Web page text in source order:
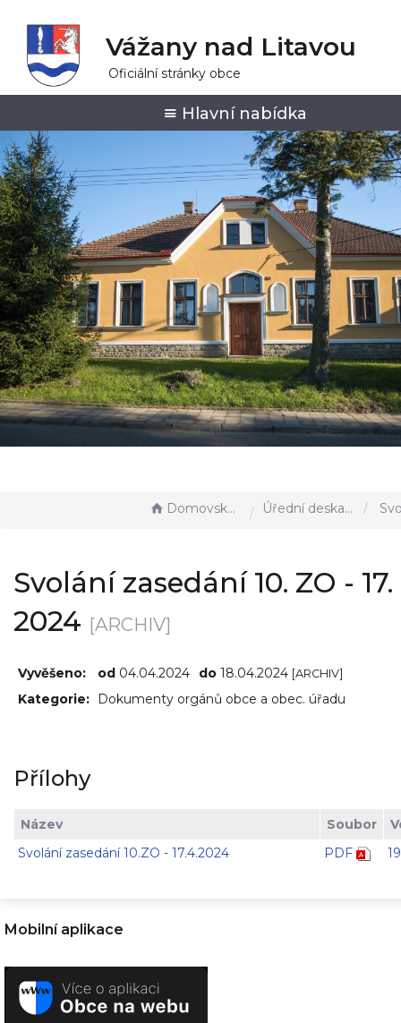
Vážany nad Litavou
Oficiální stránky obce
Hlavní nabídka
Domovská stránka Úřední deska - EÚD Svolání
Svolání zasedání 10. ZO - 17.
2024 [ARCHIV]
Vyvěšeno: od 04.04.2024 do 18.04.2024 [ARCHIV]
Kategorie: Dokumenty orgánů obce a obec. úřadu
Přílohy
Název Soubor
Svolání zasedání 10.ZO - 17.4.2024
PDF
Mobilní aplikace